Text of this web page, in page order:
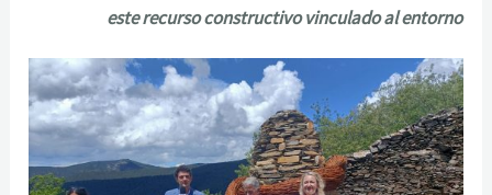
este recurso constructivo vinculado al entorno